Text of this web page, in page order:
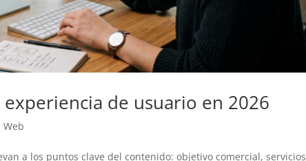
de usuario en 2026
Web
a los puntos clave del contenido: objetivo comercial, servicios